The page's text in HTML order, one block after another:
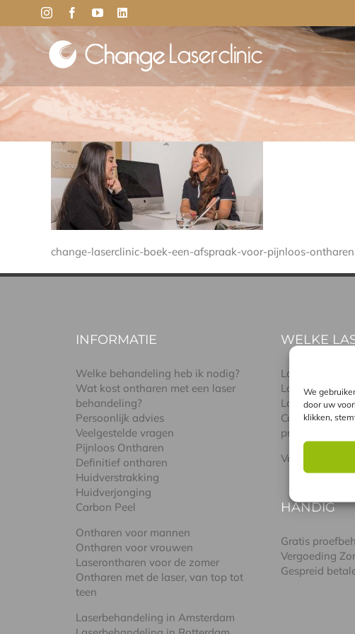
We
door uw
klikken,
InstagramFacebookYouTubeLinkedIn
change-laserclinic-boek-een-afspraak-voor-pijnloos-ontharen
INFORMATIE
Welke behandeling heb ik nodig?
Wat kost ontharen met een laser
behandeling?
Persoonlijk advies
Veelgestelde vragen
Pijnloos Ontharen
Definitief ontharen
Huidverstrakking
Huidverjonging
Carbon Peel
Ontharen voor mannen
Ontharen voor vrouwen
Laserontharen voor de zomer
Ontharen met de laser, van top tot
teen
Laserbehandeling in Amsterdam
WELKE
Laseren met
Laseren met
Laseren met
Combinatie
pro
Verschil
HANDIG
Gratis
Vergoeding
Gespreid